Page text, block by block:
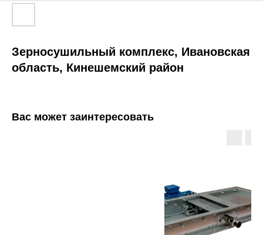
Зерносушильный комплекс, Ивановская
область, Кинешемский район
Вас может заинтересовать